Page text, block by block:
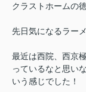
クラストホームの
先日気になるラー
最近は西院、西京
っているなと思い
いう感じでした！